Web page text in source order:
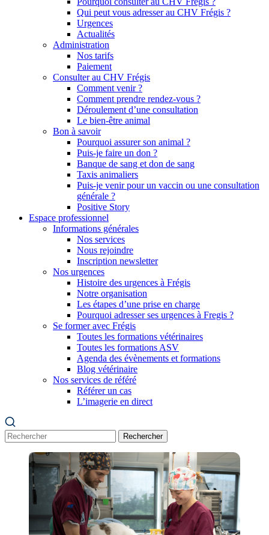
Qui peut vous adresser au CHV Frégis ?
Urgences
Actualités
Administration
Nos tarifs
Paiement
Consulter au CHV Frégis
Comment venir ?
Comment prendre rendez-vous ?
Déroulement d’une consultation
Le bien-être animal
Bon à savoir
Pourquoi assurer son animal ?
Puis-je faire un don ?
Banque de sang et don de sang
Taxis animaliers
Puis-je venir pour un vaccin ou une consultation
générale ?
Positive Story
Espace professionnel
Informations générales
Nos services
Nous rejoindre
Inscription newsletter
Nos urgences
Histoire des urgences à Frégis
Notre organisation
Les étapes d’une prise en charge
Pourquoi adresser ses urgences à Fregis ?
Se former avec Frégis
Toutes les formations vétérinaires
Toutes les formations ASV
Agenda des évènements et formations
Blog vétérinaire
Nos services de référé
Référer un cas
L’imagerie en direct
Rechercher